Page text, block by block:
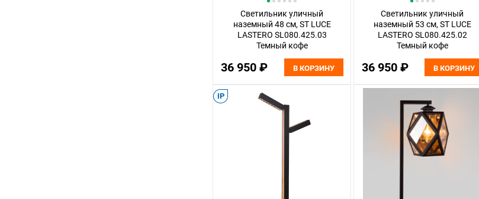
Светильник уличный
наземный 48 см, ST LUCE
LASTERO SL080.425.03
Темный кофе
36 950 ₽ В КОРЗИНУ
Светильник уличный
наземный 53 см, ST LUCE
LASTERO SL080.425.02
Темный кофе
36 950 ₽ В КОРЗИНУ
IP